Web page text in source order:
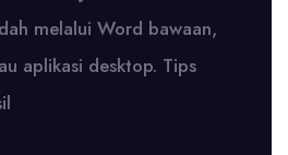
melalui Word bawaan,
aplikasi desktop. Tips